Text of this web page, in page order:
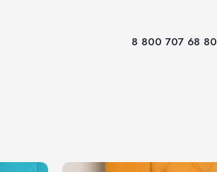
8 800 707 68 80